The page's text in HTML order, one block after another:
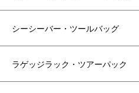
シーシーバー・ツールバッグ
ラゲッジラック・ツアーパック